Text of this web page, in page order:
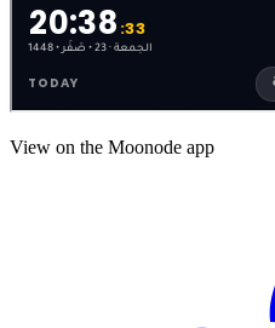
View on the Moonode app